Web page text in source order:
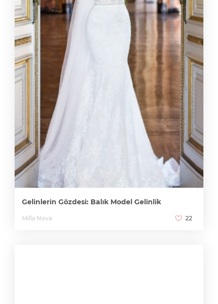
Gelinlerin Gözdesi: Balık Model Gelinlik
Milla Nova 22